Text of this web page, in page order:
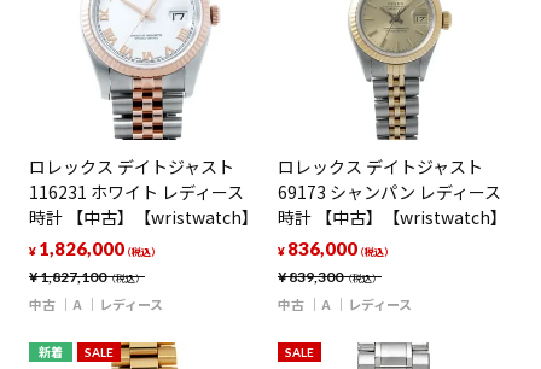
ロレックス デイトジャスト
116231 ホワイト レディース
時計 【中古】【wristwatch】
¥1,827,100（税込）
¥ 1,826,000（税込）
中古 A レディース
ロレックス デイトジャスト
69173 シャンパン レディース
時計 【中古】【wristwatch】
¥839,300（税込）
¥ 836,000（税込）
中古 A レディース
新着 SALE SALE